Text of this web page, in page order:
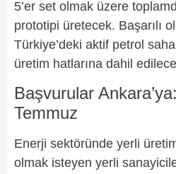
5’er set olmak üzere
prototipi üretecek. Başarılı
Türkiye’deki aktif petrol
üretim hatlarına dahil
Başvurular
Temmuz
Enerji sektöründe yerli
olmak isteyen yerli